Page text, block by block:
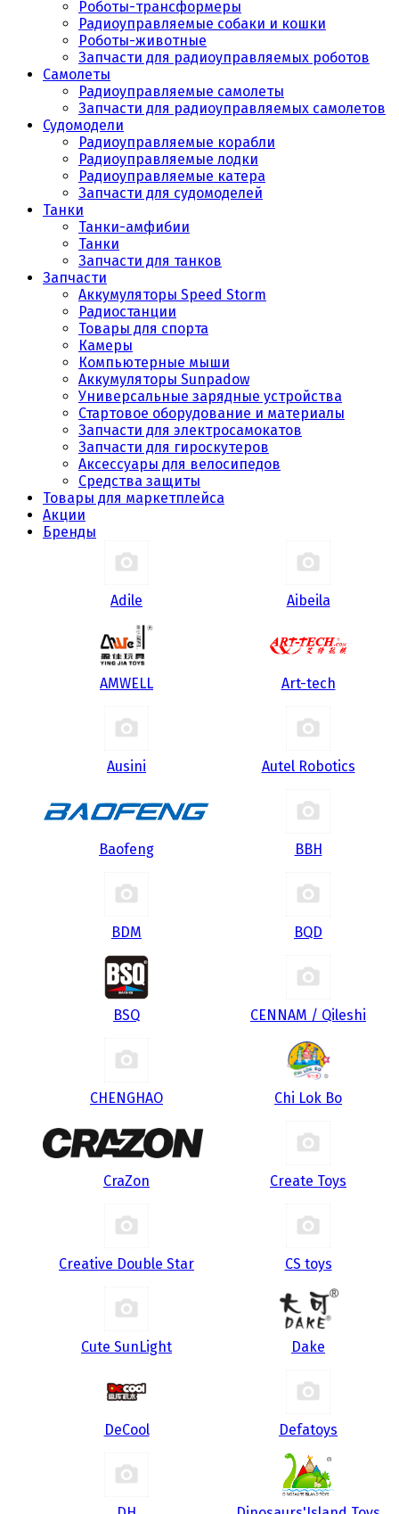
Роботы-трансформеры
Радиоуправляемые собаки и кошки
Роботы-животные
Запчасти для радиоуправляемых роботов
Самолеты
Радиоуправляемые самолеты
Запчасти для радиоуправляемых самолетов
Судомодели
Радиоуправляемые корабли
Радиоуправляемые лодки
Радиоуправляемые катера
Запчасти для судомоделей
Танки
Танки-амфибии
Танки
Запчасти для танков
Запчасти
Аккумуляторы Speed Storm
Радиостанции
Товары для спорта
Камеры
Компьютерные мыши
Аккумуляторы Sunpadow
Универсальные зарядные устройства
Стартовое оборудование и материалы
Запчасти для электросамокатов
Запчасти для гироскутеров
Аксессуары для велосипедов
Средства защиты
Товары для маркетплейса
Акции
Бренды
Adile Aibeila
AMWELL Art-tech
Ausini Autel Robotics
Baofeng BBH
BDM BQD
BSQ CENNAM / Qileshi
CHENGHAO Chi Lok Bo
CraZon Create Toys
Creative Double Star CS toys
Cute SunLight Dake
DeCool Defatoys